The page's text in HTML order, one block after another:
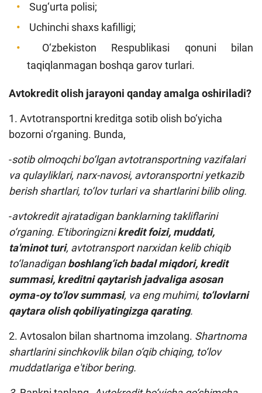
Sug‘urta polisi;
Uchinchi shaxs kafilligi;
O‘zbekiston Respublikasi qonuni bilan
taqiqlanmagan boshqa garov turlari.
Avtokreditolish jarayoni qanday amalga oshiriladi?
1. Avtotransportni kreditga sotib olish bo‘yicha
bozorni o‘rganing. Bunda,
-sotib olmoqchi bo‘lgan avtotransportning vazifalari
va qulayliklari, narx-navosi, avtoransportni yetkazib
berish shartlari, to‘lov turlari va shartlarini bilib oling.
-avtokredit ajratadigan banklarning takliflarini
o‘rganing. E'tiboringiznikredit foizi, muddati,
ta'minot turi, avtotransport narxidan kelib chiqib
to‘lanadiganboshlang‘ich badal miqdori, kredit
summasi, kreditni qaytarish jadvaliga asosan
oyma-oy to‘lov summasi, va eng muhimi, to‘lovlarni
qaytara olish qobiliyatingizga qarating.
2. Avtosalon bilan shartnoma imzolang. Shartnoma
shartlarini sinchkovlik bilan o‘qib chiqing, to‘lov
muddatlariga e'tibor bering.